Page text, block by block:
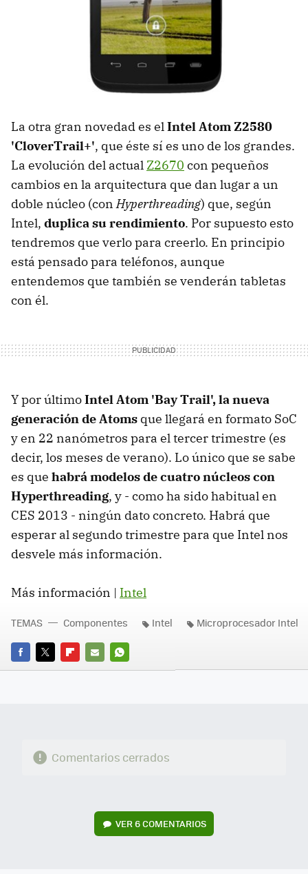
La otra gran novedad es elIntel Atom Z2580
'CloverTrail+', que éste sí es uno de los grandes.
La evolución del actual Z2670 con pequeños
cambios en la arquitectura que dan lugar a un
doble núcleo (conHyperthreading) que, según
Intel, duplica su rendimiento. Por supuesto esto
tendremos que verlo para creerlo. En principio
está pensado para teléfonos, aunque
entendemos que también se venderán tabletas
con él.
Y por últimoIntel Atom 'Bay Trail', la nueva
generación de Atoms que llegará en formato SoC
y en 22 nanómetros para el tercer trimestre (es
decir, los meses de verano). Lo único que se sabe
es que habrá modelos de cuatro núcleos con
Hyperthreading, y - como ha sido habitual en
CES 2013 - ningún dato concreto. Habrá que
esperar al segundo trimestre para que Intel nos
desvele más información.
Más información | Intel
FACEBOOK
TWITTERFLIPBOARD
E-
WHATSAPP
TEMAS Componentes Intel Microprocesador Intel
Comentarios cerrados
VER 6 COMENTARIOS